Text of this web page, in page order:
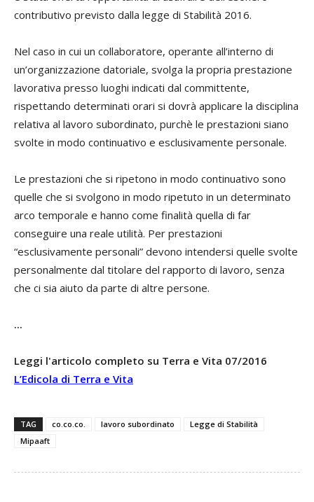
contributivo previsto dalla legge di Stabilità 2016.
Nel caso in cui un collaboratore, operante all’interno di
un’organizzazione datoriale, svolga la propria prestazione
lavorativa presso luoghi indicati dal committente,
rispettando determinati orari si dovrà applicare la disciplina
relativa al lavoro subordinato, purchè le prestazioni siano
svolte in modo continuativo e esclusivamente personale.
Le prestazioni che si ripetono in modo continuativo sono
quelle che si svolgono in modo ripetuto in un determinato
arco temporale e hanno come finalità quella di far
conseguire una reale utilità. Per prestazioni
“esclusivamente personali” devono intendersi quelle svolte
personalmente dal titolare del rapporto di lavoro, senza
che ci sia aiuto da parte di altre persone.
...
Leggi l'articolo completo su Terra e Vita 07/2016
L’Edicola di Terra e Vita
TAG co.co.co. lavoro subordinato
Legge di Stabilità
Mipaaft